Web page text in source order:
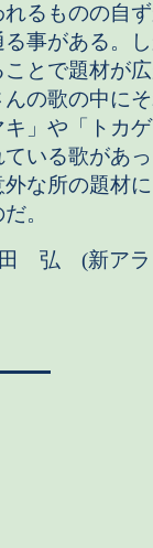
るものの自
事がある。
とで題材が
の歌の中に
」や「トカ
ている歌があ
な所の題材
。
田 弘 (新アラ